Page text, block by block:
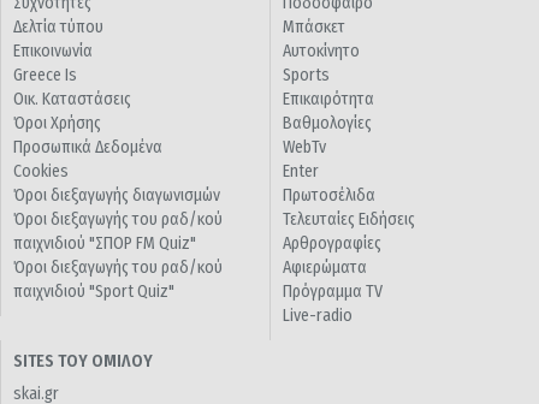
Δελτία τύπου
Επικοινωνία
Greece Is
Οικ. Καταστάσεις
Όροι Χρήσης
Προσωπικά Δεδομένα
Cookies
Όροι διεξαγωγής διαγωνισμών
Όροι διεξαγωγής του ραδ/κού
παιχνιδιού "ΣΠΟΡ FM Quiz"
Όροι διεξαγωγής του ραδ/κού
παιχνιδιού "Sport Quiz"
Μπάσκετ
Αυτοκίνητο
Sports
Επικαιρότητα
Βαθμολογίες
WebTv
Enter
Πρωτοσέλιδα
Τελευταίες Ειδήσεις
Αρθρογραφίες
Αφιερώματα
Πρόγραμμα TV
Live-radio
SITES ΤΟΥ ΟΜΙΛΟΥ
skai.gr